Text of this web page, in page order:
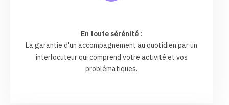
En toute sérénité :
La garantie d'un accompagnement au quotidien par un
interlocuteur qui comprend votre activité et vos
problématiques.